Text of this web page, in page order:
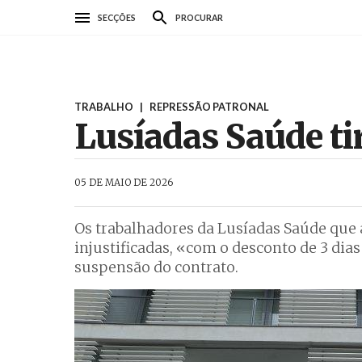
SECÇÕES PROCURAR
TRABALHO | REPRESSÃO PATRONAL
Lusíadas Saúde
05 DE MAIO DE 2026
Os trabalhadores da Lusíadas Saúde
injustificadas, «com o desconto de 3
suspensão do contrato.